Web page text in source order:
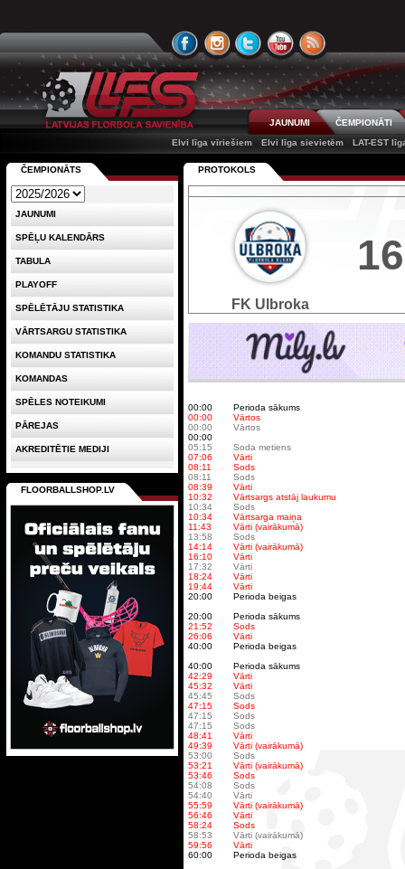
JAUNUMI
ČEMPIONĀTI
Elvi līga vīriešiem
Elvi līga sievietēm LAT-EST
PROTOKOLS
FK Ulbroka
16
00:00
Perioda sākums
00:00
Vārtos
00:00
Vārtos
00:00
05:15
Soda metiens
07:06
Vārti
08:11
Sods
08:11
Sods
08:39
Vārti
10:32
Vārtsargs atstāj laukumu
10:34
Sods
10:34
Vārtsarga maiņa
11:43
Vārti (vairākumā)
13:58
Sods
14:14
Vārti (vairākumā)
16:10
Vārti
17:32
Vārti
18:24
Vārti
19:44
Vārti
20:00
Perioda beigas
20:00
Perioda sākums
21:52
Sods
26:06
Vārti
40:00
Perioda beigas
40:00
Perioda sākums
42:29
Vārti
45:32
Vārti
45:45
Sods
47:15
Sods
47:15
Sods
47:15
Sods
48:41
Vārti
49:39
Vārti (vairākumā)
53:00
Sods
53:21
Vārti (vairākumā)
53:46
Sods
54:08
Sods
54:40
Vārti
55:59
Vārti (vairākumā)
56:46
Vārti
58:24
Sods
58:53
Vārti (vairākumā)
59:56
Vārti
60:00
Perioda beigas
ČEMPIONĀTS
JAUNUMI
SPĒĻU KALENDĀRS
TABULA
PLAYOFF
SPĒLĒTĀJU STATISTIKA
VĀRTSARGU STATISTIKA
KOMANDU STATISTIKA
KOMANDAS
SPĒLES NOTEIKUMI
PĀREJAS
AKREDITĒTIE MEDIJI
FLOORBALLSHOP.LV